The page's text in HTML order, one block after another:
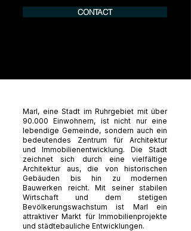
CONTACT
Marl, eine Stadt im Ruhrgebiet mit über
90.000 Einwohnern, ist nicht nur eine
lebendige Gemeinde, sondern auch ein
bedeutendes Zentrum für Architektur
und Immobilienentwicklung. Die Stadt
zeichnet sich durch eine vielfältige
Architektur aus, die von historischen
Gebäuden bis hin zu modernen
Bauwerken reicht. Mit seiner stabilen
Wirtschaft und dem stetigen
Bevölkerungswachstum ist Marl ein
attraktiver Markt für Immobilienprojekte
und städtebauliche Entwicklungen.